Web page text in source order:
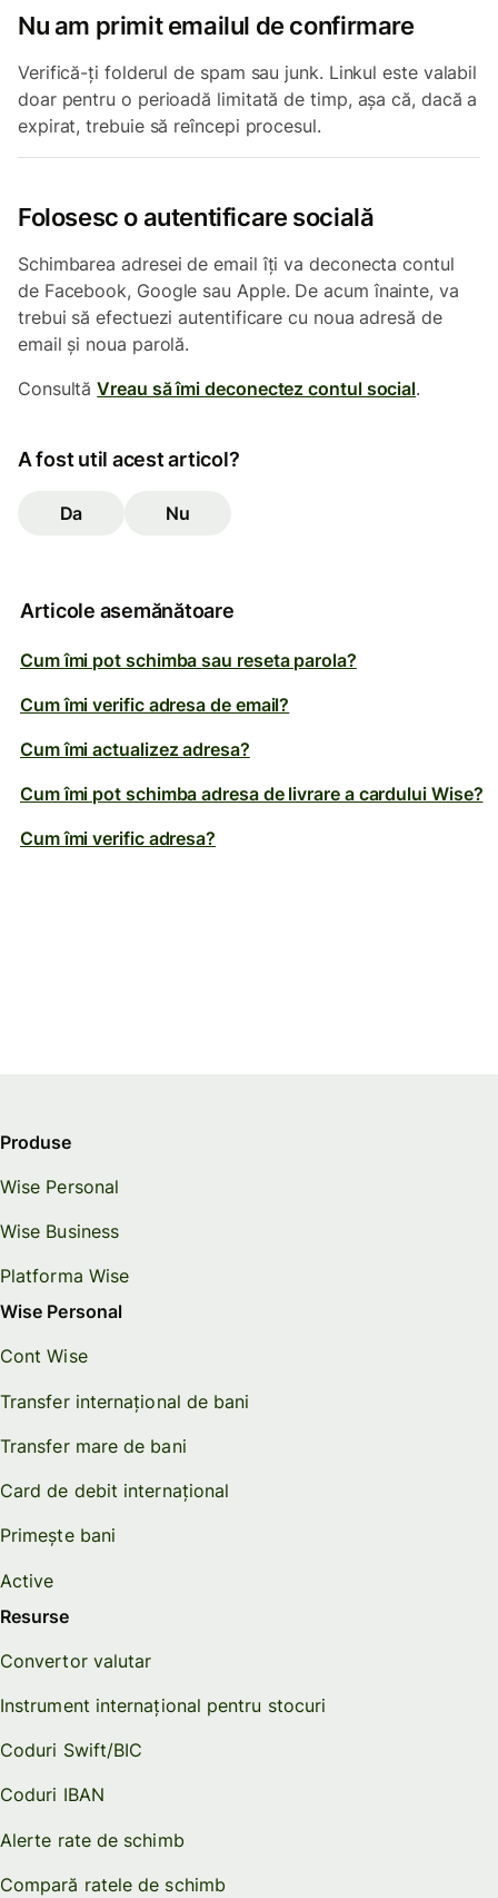
Nu am primit emailul de confirmare
Verifică-ți folderul de spam sau junk. Linkul este valabil
doar pentru o perioadă limitată de timp, așa că, dacă a
expirat, trebuie să reîncepi procesul.
Folosesc o autentificare socială
Schimbarea adresei de email îți va deconecta contul
de Facebook, Google sau Apple. De acum înainte, va
trebui să efectuezi autentificare cu noua adresă de
email și noua parolă.
ConsultăVreau să îmi deconectez contul social.
A fost util acest articol?
Da Nu
Articole asemănătoare
Cum îmi pot schimba sau reseta parola?
Cum îmi verific adresa de email?
Cum îmi actualizez adresa?
Cum îmi pot schimba adresa de livrare a cardului Wise?
Cum îmi verific adresa?
Produse
Wise Personal
Wise Business
Platforma Wise
Wise Personal
Cont Wise
Transfer internațional de bani
Transfer mare de bani
Card de debit internațional
Primește bani
Active
Resurse
Convertor valutar
Instrument internațional pentru stocuri
Coduri Swift/BIC
Coduri IBAN
Alerte rate de schimb
Compară ratele de schimb